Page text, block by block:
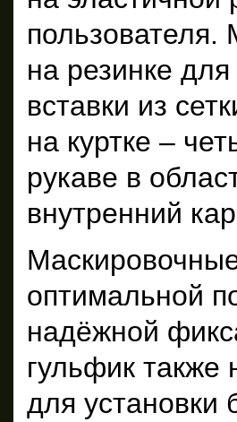
пользователя.
на резинке
вставки из
на куртке –
рукаве в
внутренний
оптимальной
надёжной
гульфик также
для установки